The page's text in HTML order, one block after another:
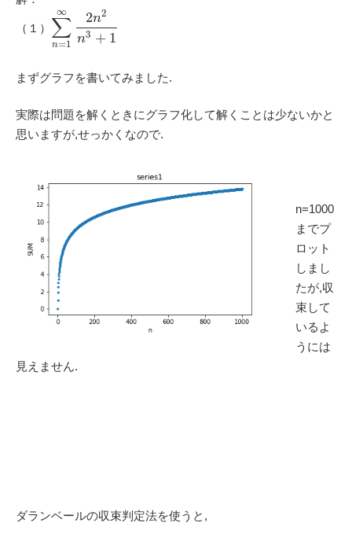
（１） ∑
n=1
∞ 2n2
n3 + 1
まずグラフを書いてみました.
実際は問題を解くときにグラフ化して解くことは少ないかと
思いますが,せっかくなので.
n=1000
までプ
ロット
しまし
たが,収
束して
いるよ
うには
見えません.
ダランベールの収束判定法を使うと,